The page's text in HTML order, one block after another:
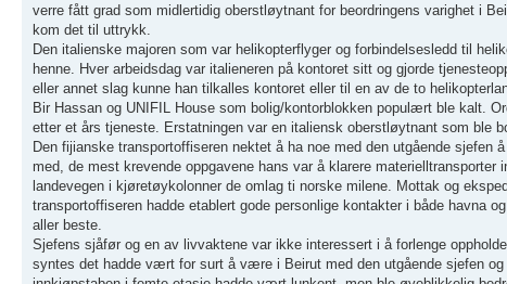
verre fått grad som midlertidig oberstløytnant for beordringens varighet i
kom det til uttrykk.
Den italienske majoren som var helikopterflyger og forbindelsesledd til
henne. Hver arbeidsdag var italieneren på kontoret sitt og gjorde
eller annet slag kunne han tilkalles kontoret eller til en av de to
Bir Hassan og UNIFIL House som bolig/kontorblokken populært ble kalt.
etter et års tjeneste. Erstatningen var en italiensk oberstløytnant som ble
Den fijianske transportoffiseren nektet å ha noe med den utgående
med, de mest krevende oppgavene hans var å klarere
landevegen i kjøretøykolonner de omlag ti norske milene. Mottak og
transportoffiseren hadde etablert gode personlige kontakter i både havna
aller beste.
Sjefens sjåfør og en av livvaktene var ikke interessert i å forlenge
syntes det hadde vært for surt å være i Beirut med den utgående sjefen